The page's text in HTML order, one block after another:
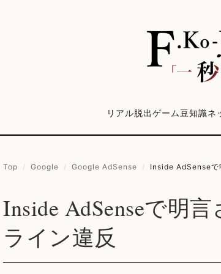
リアル脱出ゲーム豆知識ネ
Top / Google / Google AdSense / Inside AdSenseで
Inside AdSenseで明
ライン違反